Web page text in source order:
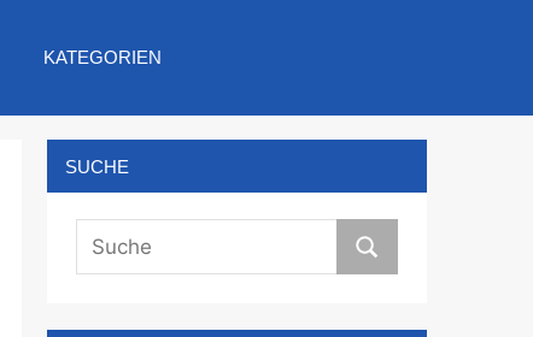
KATEGORIEN
SUCHE